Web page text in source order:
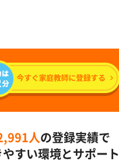
人 の登録実績で
やすい環境とサポート